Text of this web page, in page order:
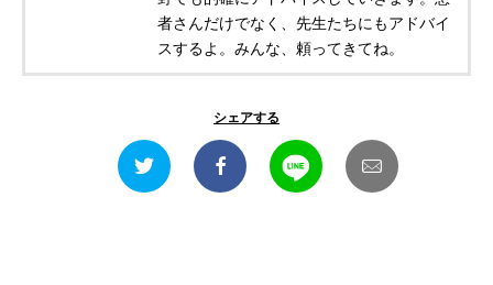
者さんだけでなく、先生たちにもアドバイ
スするよ。みんな、頼ってきてね。
シェアする